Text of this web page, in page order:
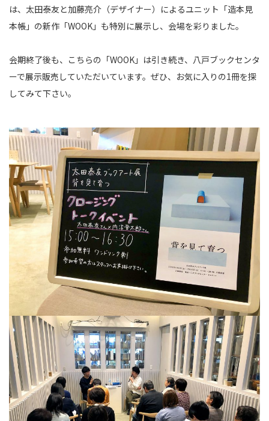
は、太田泰友と加藤亮介（デザイナー）によるユニット「造本見
本帳」の新作「WOOK」も特別に展示し、会場を彩りました。
会期終了後も、こちらの「WOOK」は引き続き、八戸ブックセンタ
ーで展示販売していただいています。ぜひ、お気に入りの1冊を探
してみて下さい。